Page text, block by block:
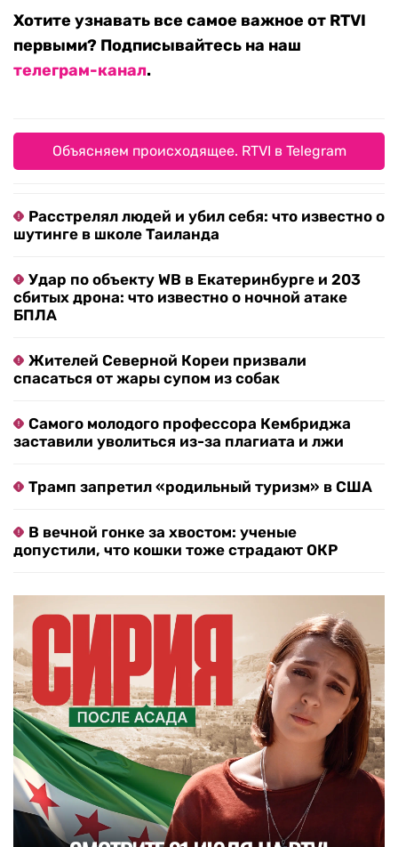
Хотите узнавать все самое важное от RTVI
первыми? Подписывайтесь на наш
телеграм-канал.
Объясняем происходящее. RTVI в Telegram
Расстрелял людей и убил себя: что известно о
шутинге в школе Таиланда
Удар по объекту WB в Екатеринбурге и 203
сбитых дрона: что известно о ночной атаке
БПЛА
Жителей Северной Кореи призвали
спасаться от жары супом из собак
Самого молодого профессора Кембриджа
заставили уволиться из-за плагиата и лжи
Трамп запретил «родильный туризм» в США
В вечной гонке за хвостом: ученые
допустили, что кошки тоже страдают ОКР